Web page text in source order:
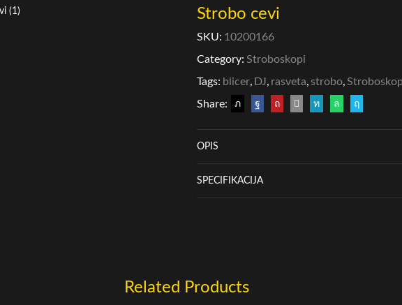
Strobo cevi
SKU: 10200166
Category: Stroboskopi
Tags: blicer, DJ, rasveta, strobo,
Share:
OPIS
SPECIFIKACIJA
Related Products